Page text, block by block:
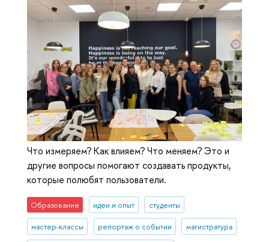
Что измеряем? Как влияем? Что меняем? Это и
другие вопросы помогают создавать продукты,
которые полюбят пользователи.
Образование идеи и опыт студенты
мастер-классы репортаж о событии магистратура